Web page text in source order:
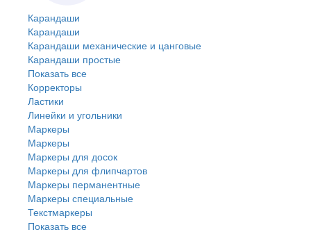
Карандаши
Карандаши
Карандаши механические и цанговые
Карандаши простые
Показать все
Корректоры
Ластики
Линейки и угольники
Маркеры
Маркеры
Маркеры для досок
Маркеры для флипчартов
Маркеры перманентные
Маркеры специальные
Текстмаркеры
Показать все